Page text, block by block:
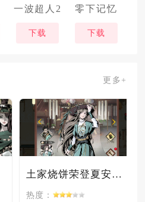
一波超人2
下载
零下记忆
下载
更多+
土家烧饼荣登夏安必吃榜？烧饼西施摇身成流量网红！
热度：